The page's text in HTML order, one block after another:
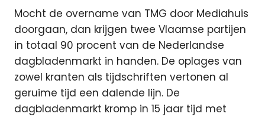
Mocht de overname van TMG door Mediahuis
doorgaan, dan krijgen twee Vlaamse partijen
in totaal 90 procent van de Nederlandse
dagbladenmarkt in handen. De oplages van
zowel kranten als tijdschriften vertonen al
geruime tijd een dalende lijn. De
dagbladenmarkt kromp in 15 jaar tijd met